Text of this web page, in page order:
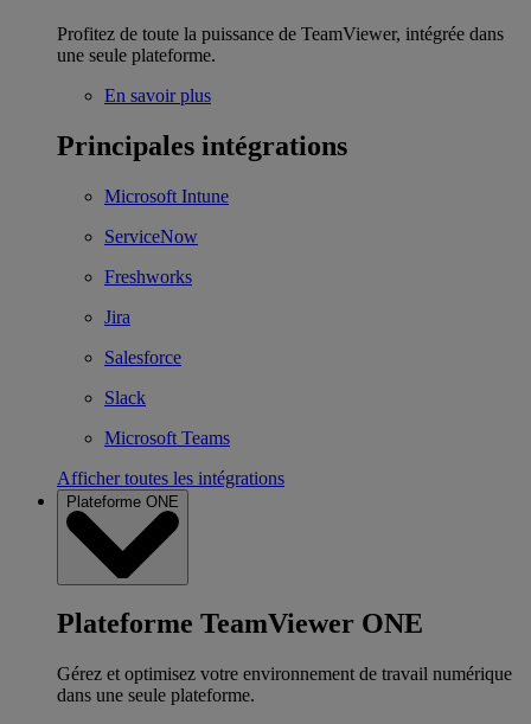
Profitez de toute la puissance de TeamViewer, intégrée dans
une seule plateforme.
En savoir plus
Principales intégrations
Microsoft Intune
ServiceNow
Freshworks
Jira
Salesforce
Slack
Microsoft Teams
Afficher toutes les intégrations
Plateforme ONE
Plateforme TeamViewer ONE
Gérez et optimisez votre environnement de travail numérique
dans une seule plateforme.